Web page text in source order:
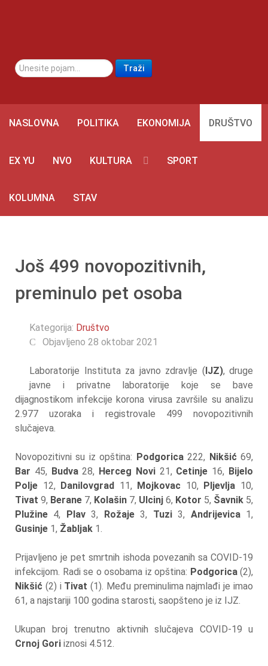
traži... Traži
NASLOVNA POLITIKA EKONOMIJA DRUŠTVO
EX YU NVO KULTURA SPORT
KOLUMNA STAV
Još 499 novopozitivnih,
preminulo pet osoba
Kategorija: Društvo
Objavljeno 28 oktobar 2021
Laboratorije Instituta za javno zdravlje (IJZ), druge
javne i privatne laboratorije koje se bave
dijagnostikom infekcije korona virusa završile su analizu
2.977 uzoraka i registrovale 499 novopozitivnih
slučajeva.
Novopozitivni su iz opština: Podgorica222, Nikšić 69,
Bar 45, Budva28, Herceg Novi21, Cetinje 16, Bijelo
Polje 12, Danilovgrad 11, Mojkovac 10, Pljevlja 10,
Tivat 9, Berane 7, Kolašin 7, Ulcinj 6, Kotor 5, Šavnik 5,
Plužine 4, Plav3, Rožaje3, Tuzi3, Andrijevica1,
Gusinje 1, Žabljak 1.
Prijavljeno je pet smrtnih ishoda povezanih sa COVID-19
infekcijom. Radi se o osobama iz opština: Podgorica (2),
Nikšić (2) i Tivat (1). Među preminulima najmlađi je imao
61, a najstariji 100 godina starosti, saopšteno je iz IJZ.
Ukupan broj trenutno aktivnih slučajeva COVID-19 u
Crnoj Gori iznosi 4.512.